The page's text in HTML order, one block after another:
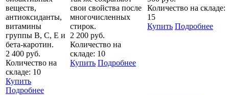
веществ,
антиоксиданты,
витамины
группы B, C, E и
бета-каротин.
2 400 руб.
Количество на
складе: 10
Купить
Подробнее
свои свойства после
многочисленных
стирок.
2 200 руб.
Количество на
складе: 10
Купить Подробнее
Количество на складе:
15
Купить Подробнее